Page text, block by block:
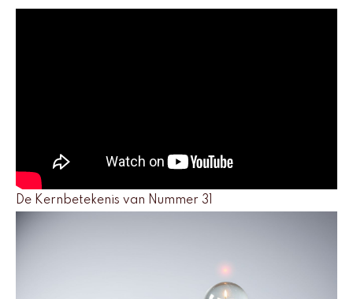
De Kernbetekenis van Nummer 31